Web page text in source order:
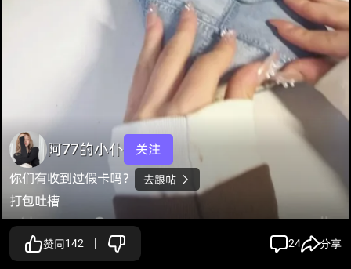
阿77的小仆
关注
你们有收到过假卡吗？
去跟帖 
打包吐槽
赞同142 24 分享